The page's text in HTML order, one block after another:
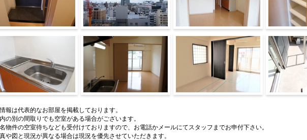
その他設備 居室・リビング 収納
報は代表的なお部屋を掲載しております。
の別の間取りでも空室がある場合がございます。
物件の空室待ちなども受付けておりますので、お電話かメールにてスタッフまでお申付下さい。
や図と現況が異なる場合は現況を優先させていただきます。